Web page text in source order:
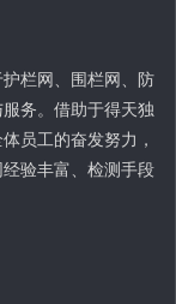
栏网、围栏网、防
务。借助于得天独
员工的奋发努力，
验丰富、检测手段